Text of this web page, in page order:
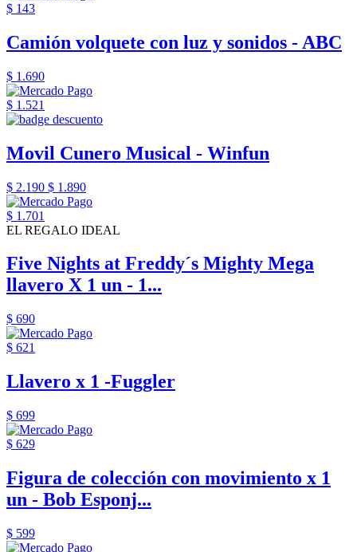
$ 143
Camión volquete con luz y sonidos - ABC
$ 1.690
$ 1.521
Movil Cunero Musical - Winfun
$ 2.190 $ 1.890
$ 1.701
EL REGALO IDEAL
Five Nights at Freddy´s Mighty Mega
llavero X 1 un - 1...
$ 690
$ 621
Llavero x 1 -Fuggler
$ 699
$ 629
Figura de colección con movimiento x 1
un - Bob Esponj...
$ 599